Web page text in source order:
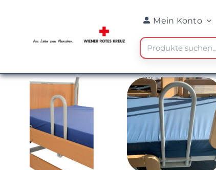
Mein Konto
Suche